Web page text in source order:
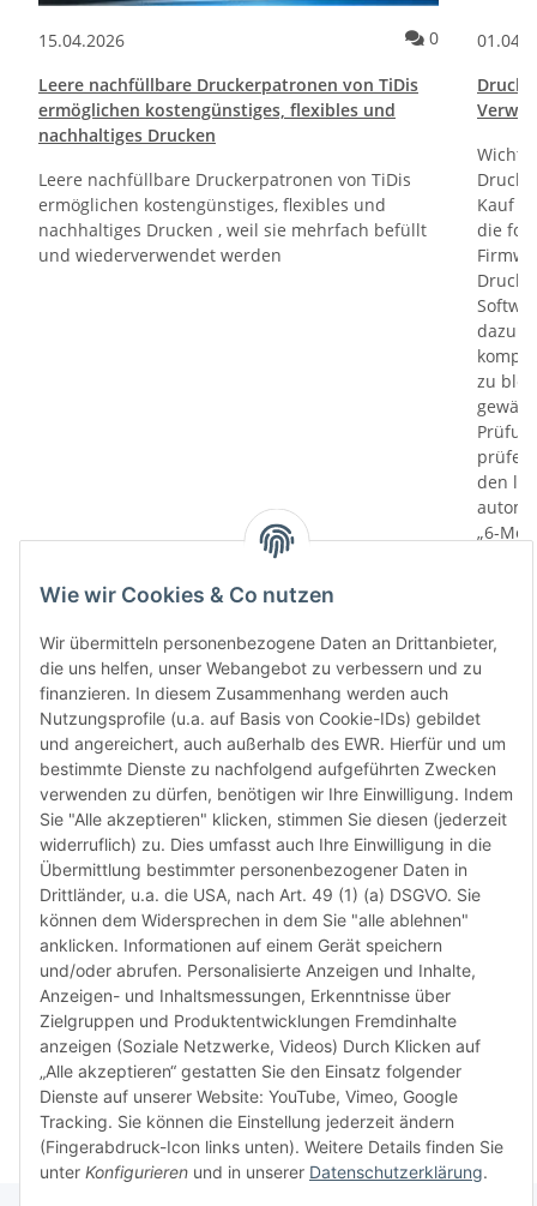
15.04.2026 Kommentare
0
Leere nachfüllbare Druckerpatronen von TiDis
ermöglichen kostengünstiges, flexibles und
nachhaltiges Drucken
Leere nachfüllbare Druckerpatronen von TiDis
ermöglichen kostengünstiges, flexibles und
nachhaltiges Drucken , weil sie mehrfach befüllt
und wiederverwendet werden
Weiter
Kauf
die
dazu
zu
prüfen
den
„6-
Wie wir Cookies & Co nutzen
Wir übermitteln personenbezogene Daten an Drittanbieter,
die uns helfen, unser Webangebot zu verbessern und zu
finanzieren. In diesem Zusammenhang werden auch
Nutzungsprofile (u.a. auf Basis von Cookie-IDs) gebildet
und angereichert, auch außerhalb des EWR. Hierfür und um
bestimmte Dienste zu nachfolgend aufgeführten Zwecken
verwenden zu dürfen, benötigen wir Ihre Einwilligung. Indem
Sie "Alle akzeptieren" klicken, stimmen Sie diesen (jederzeit
widerruflich) zu. Dies umfasst auch Ihre Einwilligung in die
Übermittlung bestimmter personenbezogener Daten in
Drittländer, u.a. die USA, nach Art. 49 (1) (a) DSGVO. Sie
können dem Widersprechen in dem Sie "alle ablehnen"
anklicken. Informationen auf einem Gerät speichern
und/oder abrufen. Personalisierte Anzeigen und Inhalte,
Anzeigen- und Inhaltsmessungen, Erkenntnisse über
Zielgruppen und Produktentwicklungen Fremdinhalte
anzeigen (Soziale Netzwerke, Videos) Durch Klicken auf
„Alle akzeptieren“ gestatten Sie den Einsatz folgender
Dienste auf unserer Website: YouTube, Vimeo, Google
Tracking. Sie können die Einstellung jederzeit ändern
(Fingerabdruck-Icon links unten). Weitere Details finden Sie
unter Konfigurieren und in unserer Datenschutzerklärung.